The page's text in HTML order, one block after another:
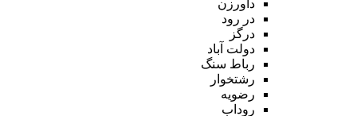
داورزن
در رود
درگز
دولت آباد
رباط سنگ
رشتخوار
رضویه
روداب